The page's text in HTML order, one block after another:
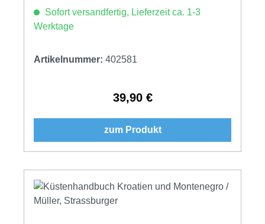
Sofort versandfertig, Lieferzeit ca. 1-3
Werktage
Artikelnummer: 402581
Regulärer Preis:
39,90 €
zum Produkt